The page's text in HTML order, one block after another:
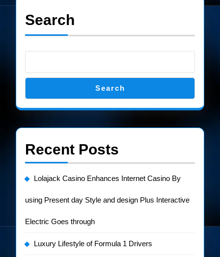
Search
Search
Recent Posts
Lolajack Casino Enhances Internet Casino By
using Present day Style and design Plus Interactive
Electric Goes through
Luxury Lifestyle of Formula 1 Drivers